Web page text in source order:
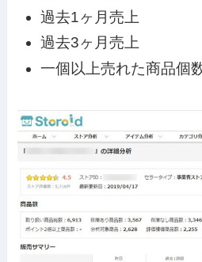
過去1ヶ月売上
過去3ヶ月売上
一個以上売れた商品個